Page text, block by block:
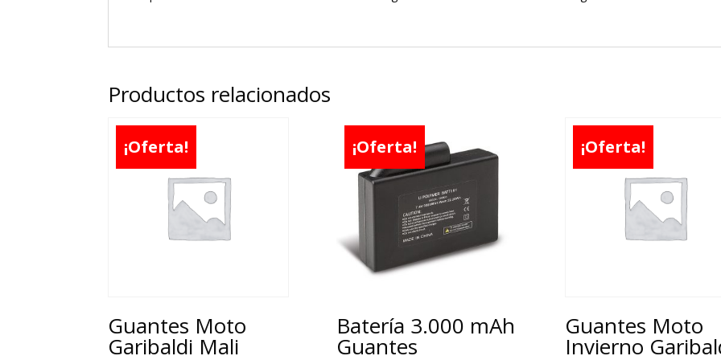
Productos relacionados
¡Oferta!
Guantes Moto
Garibaldi Mali
¡Oferta!
Batería 3.000 mAh
Guantes
¡Oferta!
Guantes Moto
Invierno